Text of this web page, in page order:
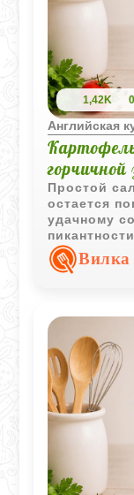
1,42K 0
Английская
Простой
остается
удачному
Отличный
стола.Вилка